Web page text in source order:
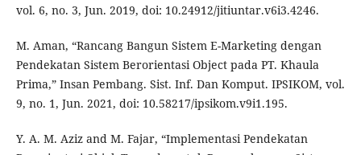
vol. 6, no. 3, Jun. 2019, doi: 10.24912/jitiuntar.v6i3.4246.
M. Aman, “Rancang Bangun Sistem E-Marketing dengan
Pendekatan Sistem Berorientasi Object pada PT. Khaula
Prima,” Insan Pembang. Sist. Inf. Dan Komput. IPSIKOM, vol.
9, no. 1, Jun. 2021, doi: 10.58217/ipsikom.v9i1.195.
Y. A. M. Aziz and M. Fajar, “Implementasi Pendekatan